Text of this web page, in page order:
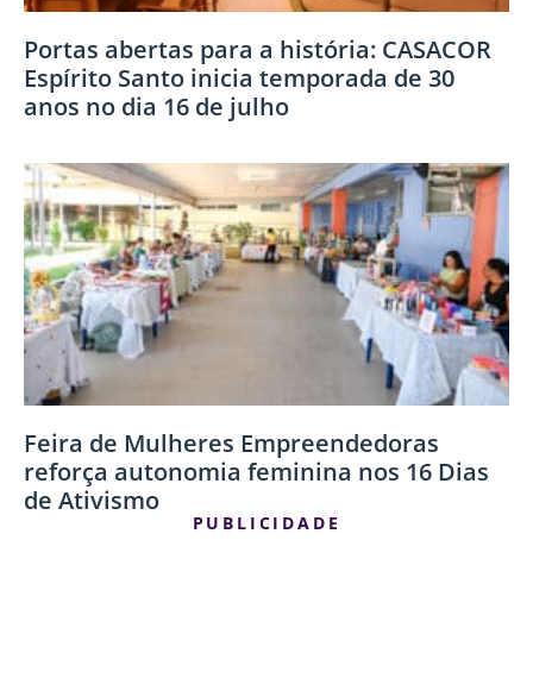
Portas abertas para a história: CASACOR
Espírito Santo inicia temporada de 30
anos no dia 16 de julho
Feira de Mulheres Empreendedoras
reforça autonomia feminina nos 16 Dias
de Ativismo
PUBLICIDADE